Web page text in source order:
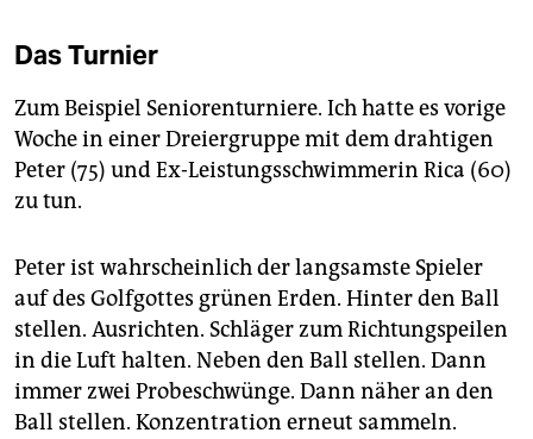
Das Turnier
Zum Beispiel Seniorenturniere. Ich hatte es vorige
Woche in einer Dreiergruppe mit dem drahtigen
Peter (75) und Ex-Leistungsschwimmerin Rica (60)
zu tun.
Peter ist wahrscheinlich der langsamste Spieler
auf des Golfgottes grünen Erden. Hinter den Ball
stellen. Ausrichten. Schläger zum Richtungspeilen
in die Luft halten. Neben den Ball stellen. Dann
immer zwei Probeschwünge. Dann näher an den
Ball stellen. Konzentration erneut sammeln.